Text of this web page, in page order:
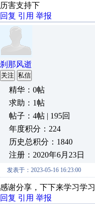
历害支持下
回复 引用 举报
刹那风逝
关注 私信
精华：0帖
求助：1帖
帖子：4帖 | 195回
年度积分：224
历史总积分：1840
注册：2020年6月23日
发表于：2023-05-16 16:23:00
感谢分享，下下来学习学习
回复 引用 举报